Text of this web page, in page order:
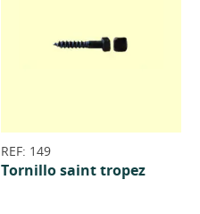
REF: 149
Tornillo saint tropez